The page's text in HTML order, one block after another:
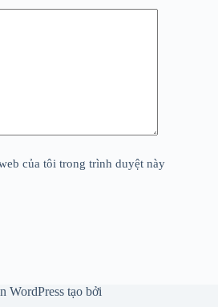
của tôi trong trình duyệt này
WordPress tạo bởi